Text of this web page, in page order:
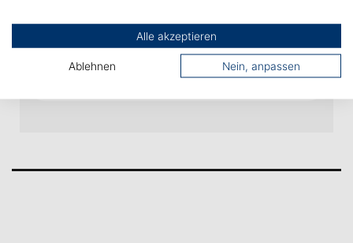
Vorheriger Artikel
Nächster Artikel
Alle akzeptieren
Ablehnen Nein, anpassen